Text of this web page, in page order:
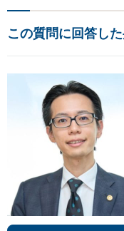
この質問に回答し